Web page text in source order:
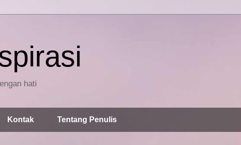
hati
Kontak Tentang Penulis